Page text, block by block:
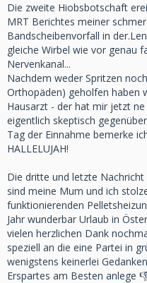
Die zweite Hiobsbotschaft
MRT Berichtes meiner
Bandscheibenvorfall in
gleiche Wirbel wie vor genau
Nervenkanal...
Nachdem weder Spritzen
Orthopäden) geholfen haben
Hausarzt - der hat mir jetzt
eigentlich skeptisch
Tag der Einnahme bemerke
HALLELUJAH!
Die dritte und letzte
sind meine Mum und ich
funktionierenden
Jahr wunderbar Urlaub in
vielen herzlichen Dank
speziell an die eine Partei in
wenigstens keinerlei
Erspartes am Besten anlege